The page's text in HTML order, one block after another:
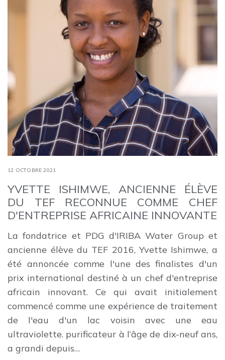
12 OCTOBRE 2021
YVETTE ISHIMWE, ANCIENNE ÉLÈVE
DU TEF RECONNUE COMME CHEF
D'ENTREPRISE AFRICAINE INNOVANTE
La fondatrice et PDG d'IRIBA Water Group et
ancienne élève du TEF 2016, Yvette Ishimwe, a
été annoncée comme l'une des finalistes d'un
prix international destiné à un chef d'entreprise
africain innovant. Ce qui avait initialement
commencé comme une expérience de traitement
de l'eau d'un lac voisin avec une eau
ultraviolette. purificateur à l’âge de dix-neuf ans,
a grandi depuis…